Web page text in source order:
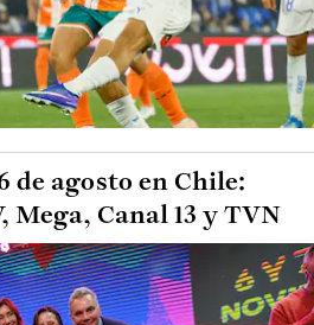
de agosto en Chile:
Mega, Canal 13 y TVN